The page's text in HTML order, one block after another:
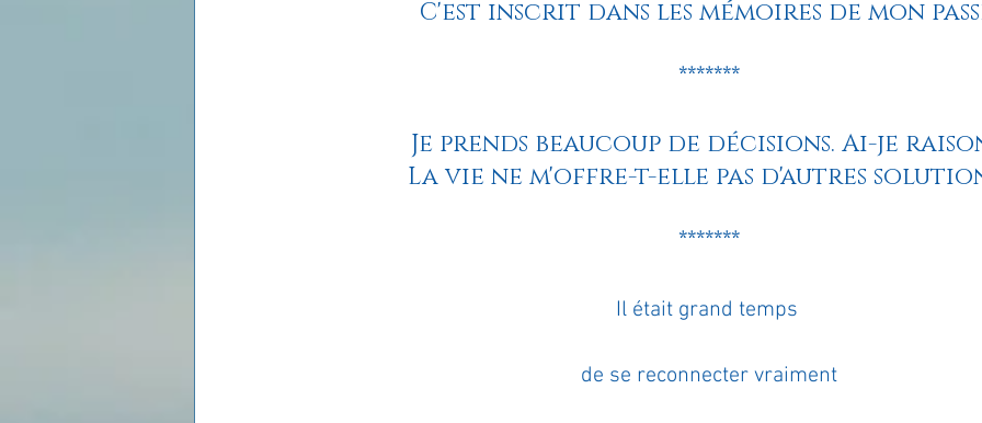
C'est inscrit dans les mémoires de mon
*******
Je prends beaucoup de décisions. Ai-je
La vie ne m'offre-t-elle pas d'autres
*******
Il était grand temps
de se reconnecter vraiment